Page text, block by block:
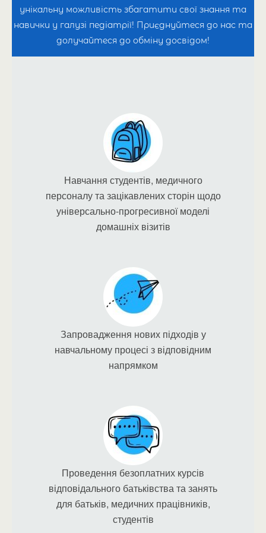
працівників — педіатрів, медсестер та інших
фахівців, щоб вони могли надавати ці послуги
з професіоналізмом і турботою.
унікальну можливість збагатити свої знання та
навички у галузі педіатрії! Приєднуйтеся до нас та
долучайтеся до обміну досвідом!
Навчання студентів, медичного
персоналу та зацікавлених сторін щодо
універсально-прогресивної моделі
домашніх візитів
Запровадження нових підходів у
навчальному процесі з відповідним
напрямком
Проведення безоплатних курсів
відповідального батьківства та занять
для батьків, медичних працівників,
студентів